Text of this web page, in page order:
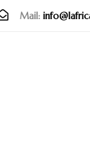
Mail: